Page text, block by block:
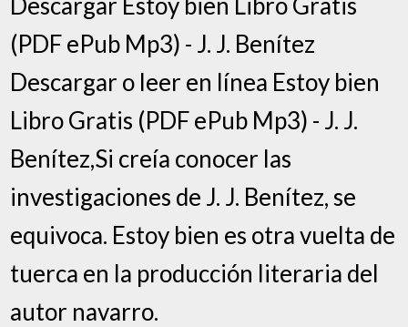
(PDF ePub Mp3) - J. J. Benítez
Descargar o leer en línea Estoy bien
Libro Gratis (PDF ePub Mp3) - J. J.
Benítez,Si creía conocer las
investigaciones de J. J. Benítez, se
equivoca. Estoy bien es otra vuelta de
tuerca en la producción literaria del
autor navarro.